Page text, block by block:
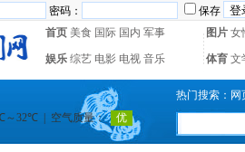
密码： 保存
首页 美食 国际 国内 军事 图片 女
娱乐 综艺 电影 电视 音乐 体育 文
热门搜索： 网